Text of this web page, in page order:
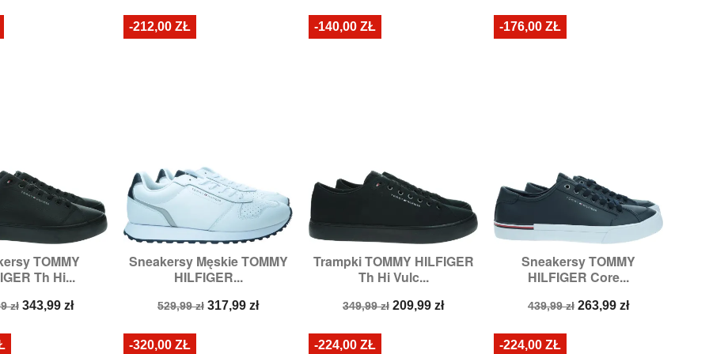
TOMMY
Th Hi...
zł Cena
343,99 zł
podgląd
41
Sneakersy Męskie TOMMY
HILFIGER...
Cena
529,99 zł Cena
317,99 zł
Szybki podgląd
Rozmiary:40
-212,00 ZŁ
Trampki TOMMY HILFIGER
Th Hi Vulc...
Cena
349,99 zł Cena
209,99 zł
Szybki podgląd
Rozmiary:44
-140,00 ZŁ
Sneakersy TOMMY
HILFIGER Core...
Cena
439,99 zł Cena
263,99 zł
Szybki podgląd
Rozmiary:41
-176,00 ZŁ
-320,00 ZŁ -224,00 ZŁ -224,00 ZŁ